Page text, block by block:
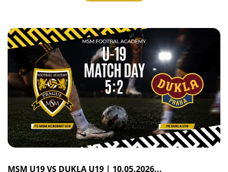
MSM U19 VS DUKLA U19 | 10.05.2026...